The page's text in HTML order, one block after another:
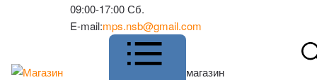
09:00-17:00 Сб.
E-mail:mps.nsb@gmail.com
магазин